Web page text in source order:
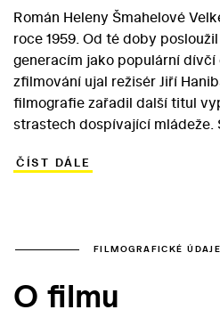
Román Heleny Šmahelové
roce 1959. Od té doby
generacím jako populární dívčí
zfilmování ujal režisér Jiří
filmografie zařadil další titul
strastech dospívající mládeže.
kterého v titulcích kryli
(Eduard Cupák), který však
matkou a v duchu si
ČÍST DÁLE
FILMOGRAFICKÉ ÚDAJE
O filmu